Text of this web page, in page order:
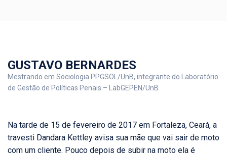
GUSTAVO BERNARDES
Mestrando em Sociologia PPGSOL/UnB, integrante do Laboratório
de Gestão de Políticas Penais – LabGEPEN/UnB
Na tarde de 15 de fevereiro de 2017 em Fortaleza, Ceará, a
travesti Dandara Kettley avisa sua mãe que vai sair de moto
com um cliente. Pouco depois de subir na moto ela é